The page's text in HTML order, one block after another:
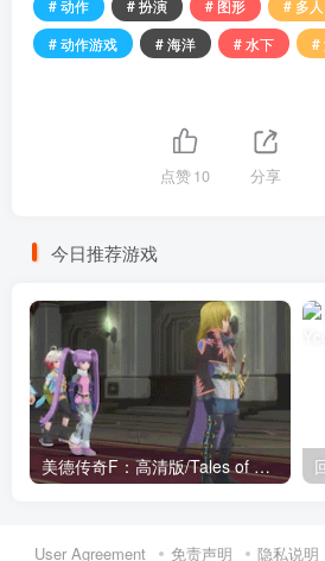
# 动作
# 扮演 # 图形 # 多人
# 动作游戏
# 海洋 # 水下 #
点赞10 分享
今日推荐游戏
美德传奇F：高清版/Tales of Graces f Remastered
User Agreement 免责声明 隐私说明